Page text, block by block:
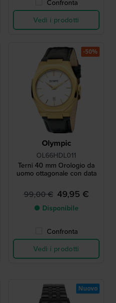
Confronta
Vedi i prodotti
Olympic
OL66HDL011
Terni 40 mm Orologio da
uomo ottagonale con data
99,00 € 49,95 €
● Disponibile
Confronta
Vedi i prodotti
-50%
Nuovo